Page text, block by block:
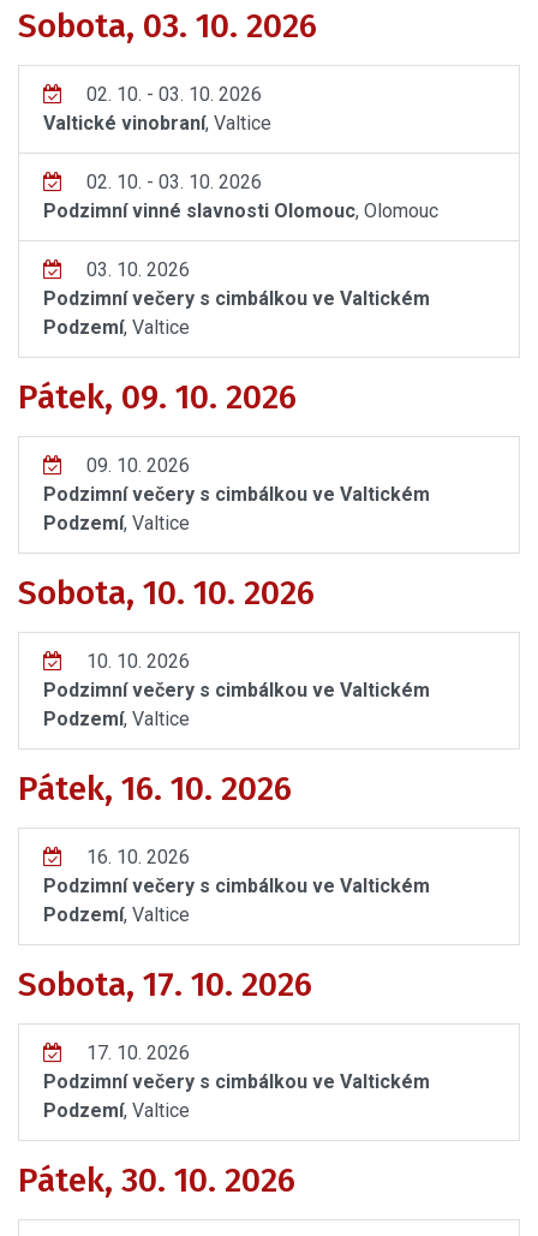
Sobota, 03. 10. 2026
02. 10. - 03. 10. 2026
Valtické vinobraní, Valtice
02. 10. - 03. 10. 2026
Podzimní vinné slavnosti Olomouc, Olomouc
03. 10. 2026
Podzimní večery s cimbálkou ve Valtickém
Podzemí, Valtice
Pátek, 09. 10. 2026
09. 10. 2026
Podzimní večery s cimbálkou ve Valtickém
Podzemí, Valtice
Sobota, 10. 10. 2026
10. 10. 2026
Podzimní večery s cimbálkou ve Valtickém
Podzemí, Valtice
Pátek, 16. 10. 2026
16. 10. 2026
Podzimní večery s cimbálkou ve Valtickém
Podzemí, Valtice
Sobota, 17. 10. 2026
17. 10. 2026
Podzimní večery s cimbálkou ve Valtickém
Podzemí, Valtice
Pátek, 30. 10. 2026